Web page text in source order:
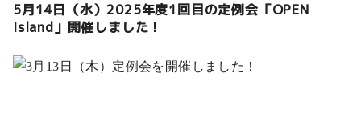
5月14日（水）2025年度1回目の定例会「OPEN
Island」開催しました！